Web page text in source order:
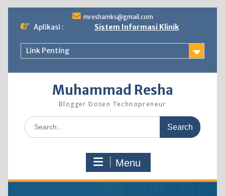
to
content
mreshamks@gmail.com
Aplikasi : Sistem Informasi Klinik
Link Penting
Muhammad Resha
Blogger Dosen Technopreneur
Search
for:
Menu